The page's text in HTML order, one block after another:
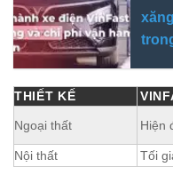
THIẾT KẾ
Ngoại thất Hiện
Nội thất
Tối